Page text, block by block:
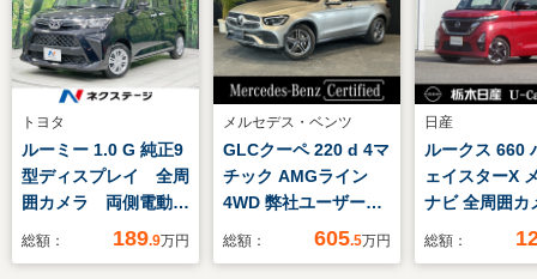
トヨタ
ルーミー 1.0 G 純正9
型ディスプレイ 全周
囲カメラ 両側電動ド
ア 衝突軽減 禁煙
総額： 189.9万円
メルセデス・ベンツ
GLCクーペ 220 d 4マ
チック AMGライン
4WD 弊社ユーザー下
取り ワンオーナー
総額： 605.5万円
日産
ルークス 660
ェイスターX
ナビ 全周囲カ
害軽減BK
総額：